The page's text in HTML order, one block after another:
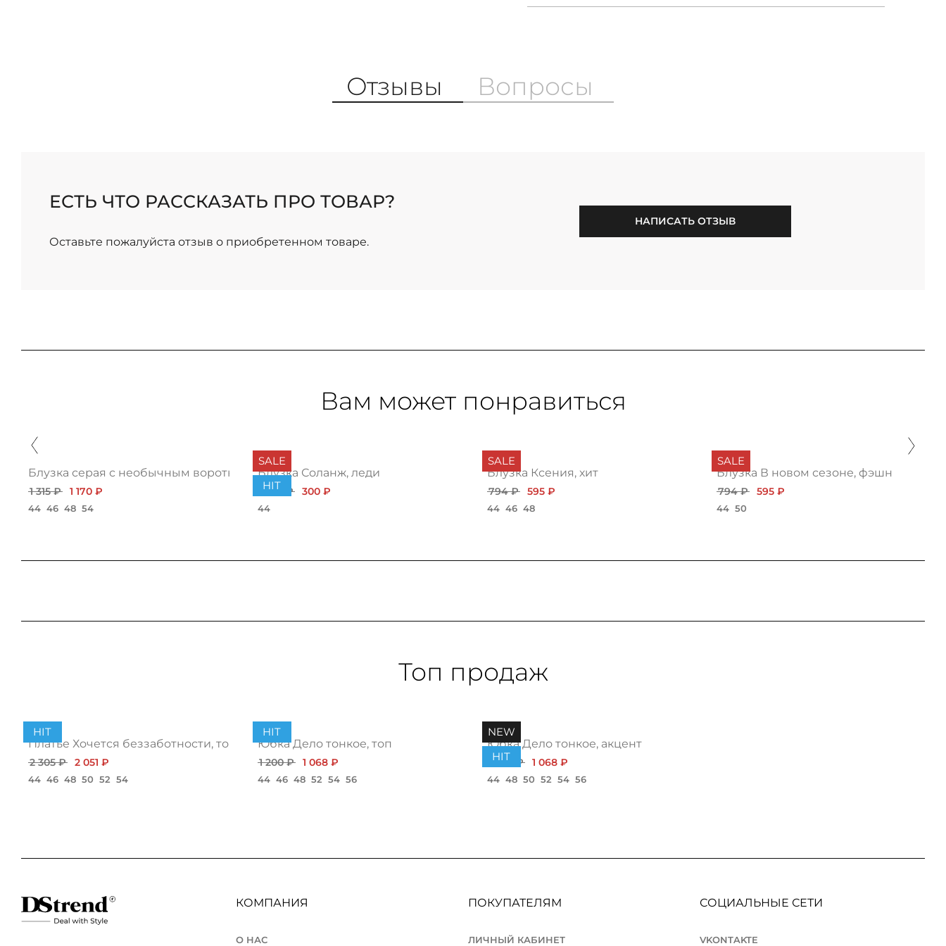
Отзывы Вопросы
ЕСТЬ ЧТО РАССКАЗАТЬ ПРО ТОВАР?
Оставьте пожалуйста отзыв о приобретенном товаре.
НАПИСАТЬ ОТЗЫВ
Вам может понравиться
Блузка серая с необычным воротником
1 315 ₽ 1 170 ₽
44 46 48 54
SALE
HIT
Блузка Соланж, леди
1 032 ₽ 300 ₽
44
SALE
Блузка Ксения, хит
794 ₽ 595 ₽
44 46 48
SALE
Блузка В новом сезоне, фэшн
794 ₽ 595 ₽
44 50
Топ продаж
HIT
Платье Хочется беззаботности, топ
2 305 ₽ 2 051 ₽
44 46 48 50 52 54
HIT
Юбка Дело тонкое, топ
1 200 ₽ 1 068 ₽
44 46 48 52 54 56
NEW
HIT
Юбка Дело тонкое, акцент
1 200 ₽ 1 068 ₽
44 48 50 52 54 56
КОМПАНИЯ
О НАС
ПОКУПАТЕЛЯМ
ЛИЧНЫЙ КАБИНЕТ
СОЦИАЛЬНЫЕ СЕТИ
VKONTAKTE